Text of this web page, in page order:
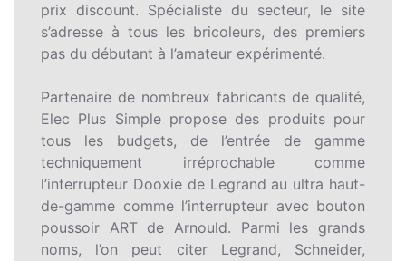
prix discount. Spécialiste du secteur, le site
s’adresse à tous les bricoleurs, des premiers
pas du débutant à l’amateur expérimenté.
Partenaire de nombreux fabricants de qualité,
Elec Plus Simple propose des produits pour
tous les budgets, de l’entrée de gamme
techniquement irréprochable comme
l’interrupteur Dooxie de Legrand au ultra haut-
de-gamme comme l’interrupteur avec bouton
poussoir ART de Arnould. Parmi les grands
noms, l’on peut citer Legrand, Schneider,